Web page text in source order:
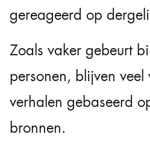
gereageerd op
Zoals vaker gebeurt
personen, blijven veel
verhalen gebaseerd
bronnen.